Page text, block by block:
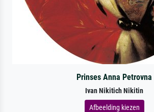
Prinses Anna Petrovna
Ivan Nikitich Nikitin
Afbeelding kiezen